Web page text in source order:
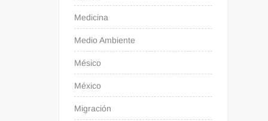
Medicina
Medio Ambiente
Mésico
México
Migración